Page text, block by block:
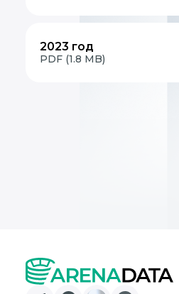
2023 год
PDF (1.8 MB)